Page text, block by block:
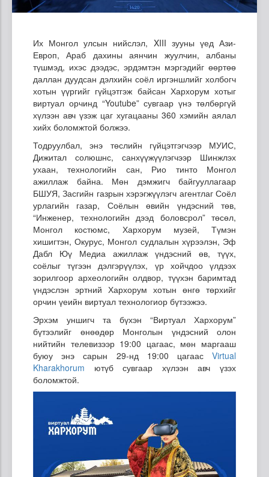
Их Монгол улсын нийслэл, XIII зууны үед Ази-
Европ, Араб дахины аянчин жуулчин, албаны
түшмэд, ихэс дээдэс, эрдэмтэн мэргэдийг өөртөө
даллан дуудсан дэлхийн соёл ирг‎эншлийг холбогч
хотын үүргийг гүйцэтгэж байсан Хархорум хотыг
виртуал орчинд “Youtube” сувгаар үнэ төлбөргүй
хүлээн авч үзэж цаг хугацааны 360 хэмийн аялал
хийх боломжтой болжээ.
Тодруулбал, энэ төслийн гүйцэтгэгчээр МУИС,
Дижитал солюшнс, санхүүжүүлэгчээр Шинжлэх
ухаан, технологийн сан, Рио тинто Монгол
ажиллаж байна. Мөн дэмжигч байгууллагаар
БШУЯ, Засгийн газрын хэрэгжүүлэгч агентлаг Соёл
урлагийн газар, Соёлын өвийн үндэсний төв,
“Инженер, технологийн дээд боловсрол” төсөл,
Монгол костюмс, Хархорум музей, Түмэн
хишигтэн, Окурус, Монгол судлалын хүрээлэн, Эф
Дабл Юү Медиа ажиллаж үндэсний өв, түүх,
соёлыг түгээн дэлгэрүүлэх, үр хойчдоо үлдээх
зорилгоор археологийн олдвор, түүхэн баримтад
үндэслэн эртний Хархорум хотын өнгө төрхийг
орчин үеийн виртуал технологиор бүтээжээ.
Эрхэм уншигч та бүхэн “Виртуал Хархорум”
бүтээлийг өнөөдөр Монголын үндэсний олон
нийтийн телевизээр 19:00 цагаас, мөн маргааш
буюу энэ сарын 29-нд 19:00 цагаас Virtual
Kharakhorum ютүб сувгаар хүлээн авч үзэх
боломжтой.